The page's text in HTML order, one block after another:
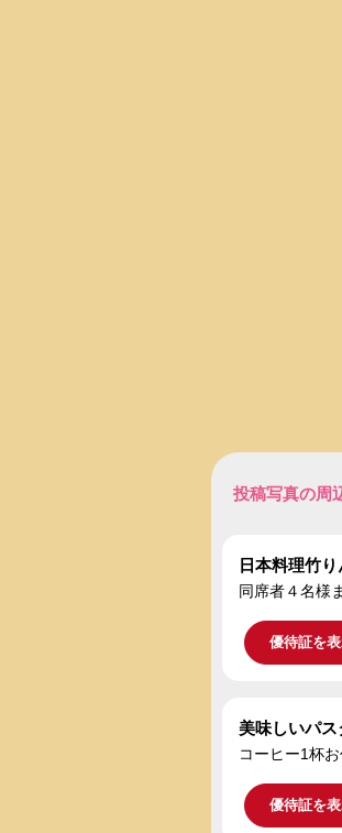
投稿写真の周
日本料理竹
同席者４名様
優待証を
美味しいパ
コーヒー1杯
優待証を